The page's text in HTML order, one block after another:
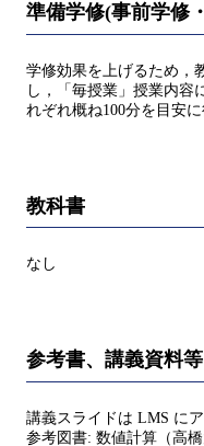
準備学修(事前学修
学修効果を上げるため，
し，「毎授業」授業内容
れぞれ概ね100分を目安に
教科書
なし
参考書、講義資料等
講義スライドは LMS にア
参考図書: 数値計算（高